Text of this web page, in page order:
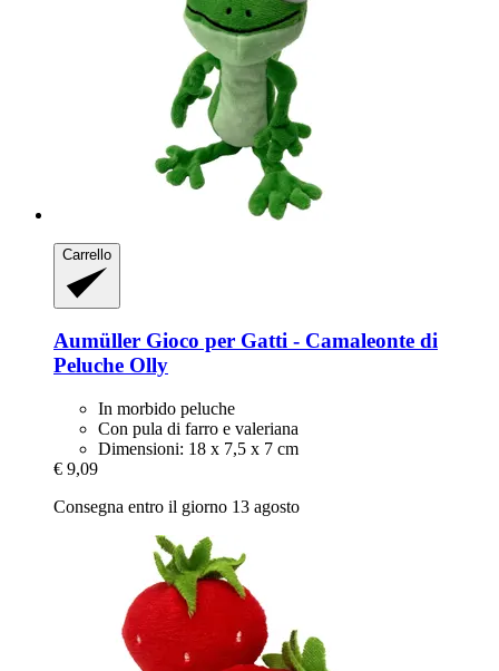
Carrello
Aumüller Gioco per Gatti -​ Camaleonte di
Peluche Olly
In morbido peluche
Con pula di farro e valeriana
Dimensioni: 18 x 7,5 x 7 cm
€ 9,09
Consegna entro il giorno 13 agosto